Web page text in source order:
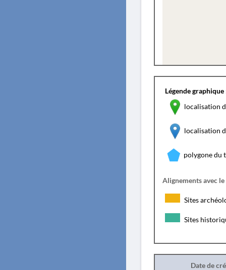
Légende graphique
localisation
localisation
polygone du
Alignements avec
Sites
Sites
Date de